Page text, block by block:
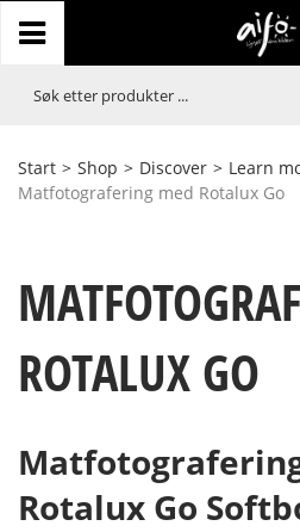
Start > Shop > Discover > Learn
Matfotografering med Rotalux Go
ROTALUX GO
Rotalux Go